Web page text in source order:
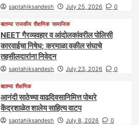
saptahiksandesh July 25, 2026 0
बातम्या राजकीय शैक्षणिक सामाजिक
NEET गैरव्यवहार व आंदोलकांवरील पोलिसी
कारवाईचा निषेध; करमाळा वकील संघाचे
तहसीलदारांना निवेदन
saptahiksandesh July 23, 2026 0
बातम्या शैक्षणिक
आनंदी साठेच्या वाढदिवसानिमित्त पोथरे
केंद्रशाळेत शालेय साहित्य वाटप
saptahiksandesh July 8, 2026 0